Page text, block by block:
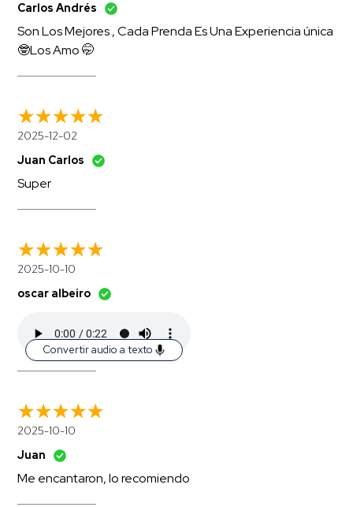
Carlos Andrés
Son Los Mejores , Cada Prenda Es Una Experiencia única
🤓Los Amo 🤭
2025-12-02
Juan Carlos
Super
2025-10-10
oscar albeiro
Convertir audio a texto
2025-10-10
Juan
Me encantaron, lo recomiendo